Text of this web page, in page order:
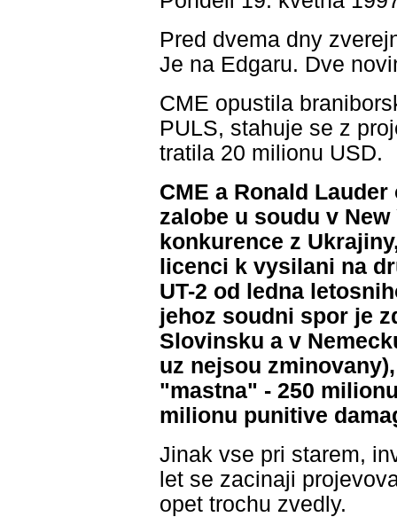
Pred dvema dny
Je na Edgaru. Dve
CME opustila
PULS, stahuje se z
tratila 20 milionu USD.
CME a Ronald
zalobe u soudu v
konkurence z
licenci k vysilani na
UT-2 od ledna
jehoz soudni spor je
Slovinsku a v
uz nejsou
"mastna" - 250
milionu punitive
Jinak vse pri starem,
let se zacinaji
opet trochu zvedly.